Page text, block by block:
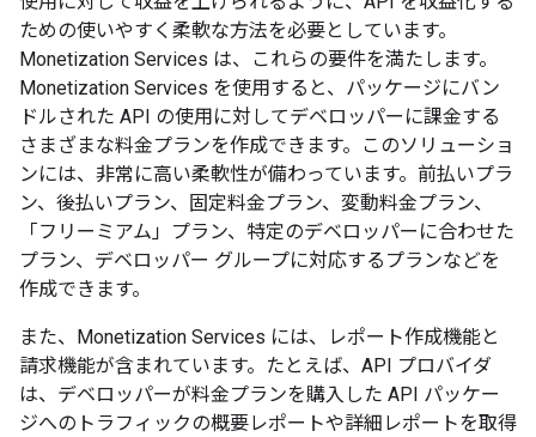
ための使いやすく柔軟な方法を必要としています。
Monetization Services は、これらの要件を満たします。
Monetization Services を使用すると、パッケージにバン
ドルされた API の使用に対してデベロッパーに課金する
さまざまな料金プランを作成できます。このソリューショ
ンには、非常に高い柔軟性が備わっています。前払いプラ
ン、後払いプラン、固定料金プラン、変動料金プラン、
「フリーミアム」プラン、特定のデベロッパーに合わせた
プラン、デベロッパー グループに対応するプランなどを
作成できます。
また、Monetization Services には、レポート作成機能と
請求機能が含まれています。たとえば、API プロバイダ
は、デベロッパーが料金プランを購入した API パッケー
ジへのトラフィックの概要レポートや詳細レポートを取得